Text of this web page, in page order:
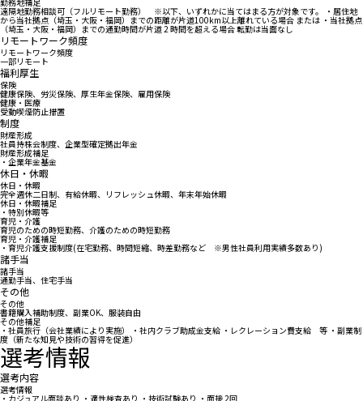
遠隔地勤務相談可（フルリモート勤務） ※以下、いずれかに当てはまる方が対象です。 ・居住地
から当社拠点（埼玉・大阪・福岡）までの距離が片道100km以上離れている場合 または ・当社拠点
（埼玉・大阪・福岡）までの通勤時間が片道 2 時間を超える場合 転勤は当面なし
リモートワーク頻度
リモートワーク頻度
一部リモート
福利厚生
保険
健康保険、労災保険、厚生年金保険、雇用保険
健康・医療
受動喫煙防止措置
制度
財産形成
社員持株会制度、企業型確定拠出年金
財産形成補足
・企業年金基金
休日・休暇
休日・休暇
完全週休二日制、有給休暇、リフレッシュ休暇、年末年始休暇
休日・休暇補足
・特別休暇等
育児・介護
育児のための時短勤務、介護のための時短勤務
育児・介護補足
・育児介護支援制度(在宅勤務、時間短縮、時差勤務など ※男性社員利用実績多数あり)
諸手当
諸手当
通勤手当、住宅手当
その他
その他
書籍購入補助制度、副業OK、服装自由
その他補足
・社員旅行（会社業績により実施） ・社内クラブ助成金支給 ・レクレーション費支給 等 ・副業制
度（新たな知見や技術の習得を促進）
選考情報
選考内容
選考情報
・カジュアル面談あり ・適性検査あり ・技術試験あり ・面接 2回